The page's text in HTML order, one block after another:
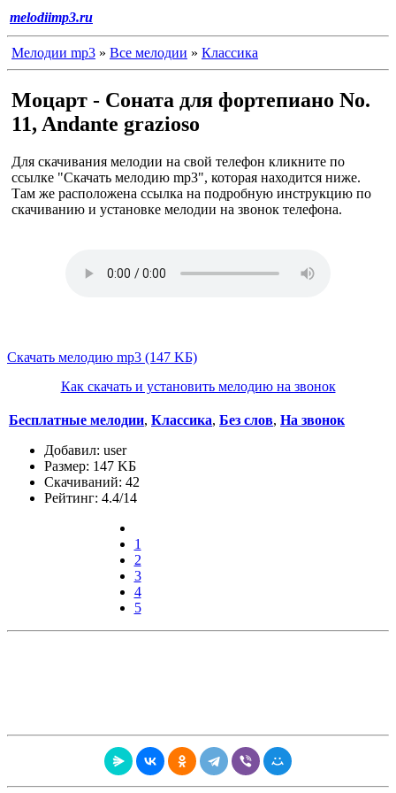
melodiimp3.ru
Мелодии mp3 » Все мелодии » Классика
Моцарт - Соната для фортепиано No.
11, Andante grazioso
Для скачивания мелодии на свой телефон кликните по
ссылке "Скачать мелодию mp3", которая находится ниже.
Там же расположена ссылка на подробную инструкцию по
скачиванию и установке мелодии на звонок телефона.
Скачать мелодию mp3 (147 KБ)
Как скачать и установить мелодию на звонок
Бесплатные мелодии, Классика, Без слов, На звонок
Добавил: user
Размер: 147 KБ
Скачиваний: 42
Рейтинг: 4.4/14
1
2
3
4
5